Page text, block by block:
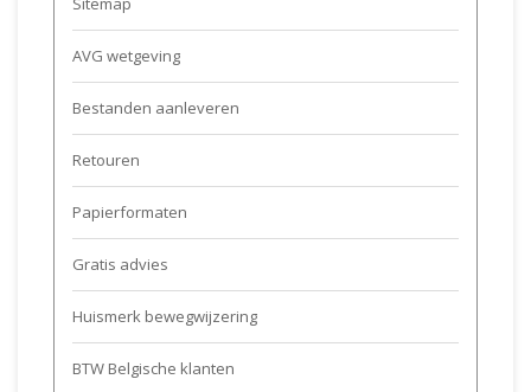
AVG wetgeving
Bestanden aanleveren
Retouren
Papierformaten
Gratis advies
Huismerk bewegwijzering
BTW Belgische klanten